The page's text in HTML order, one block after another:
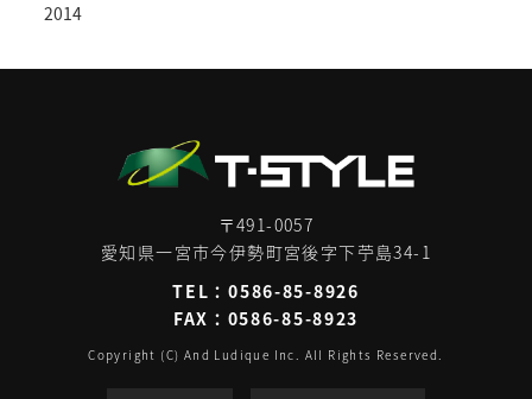
2014
〒491-0057
愛知県一宮市今伊勢町宮後字下苧島34-1
TEL：0586-85-8926
FAX：0586-85-8923
Copyright (C) And Ludique Inc. All Rights Reserved.